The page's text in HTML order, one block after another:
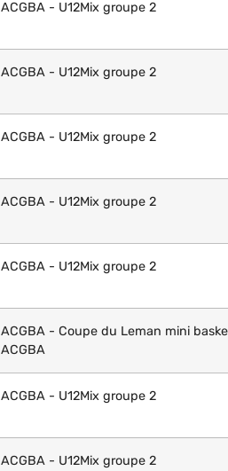
ACGBA - U12Mix groupe 2
ACGBA - U12Mix groupe 2
ACGBA - U12Mix groupe 2
ACGBA - U12Mix groupe 2
ACGBA - U12Mix groupe 2
ACGBA - Coupe du Leman mini
ACGBA
ACGBA - U12Mix groupe 2
ACGBA - U12Mix groupe 2